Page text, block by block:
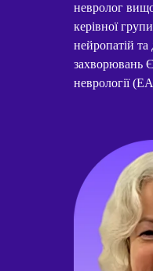
невролог
керівної
нейропатій та
захворювань
неврології